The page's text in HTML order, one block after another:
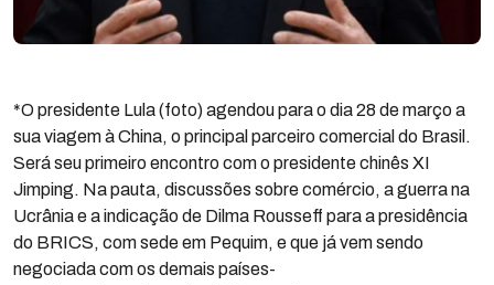
*O presidente Lula (foto) agendou para o dia 28 de março a
sua viagem à China, o principal parceiro comercial do Brasil.
Será seu primeiro encontro com o presidente chinês XI
Jimping. Na pauta, discussões sobre comércio, a guerra na
Ucrânia e a indicação de Dilma Rousseff para a presidência
do BRICS, com sede em Pequim, e que já vem sendo
negociada com os demais países-